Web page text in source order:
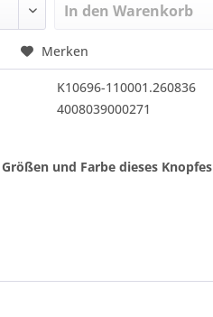
In den Warenkorb
Merken
K10696-110001.260836
4008039000271
und Farbe dieses Knopfes